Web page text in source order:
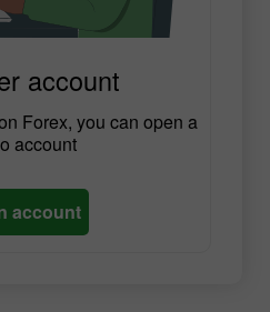
account
Forex, you can open a
account
account